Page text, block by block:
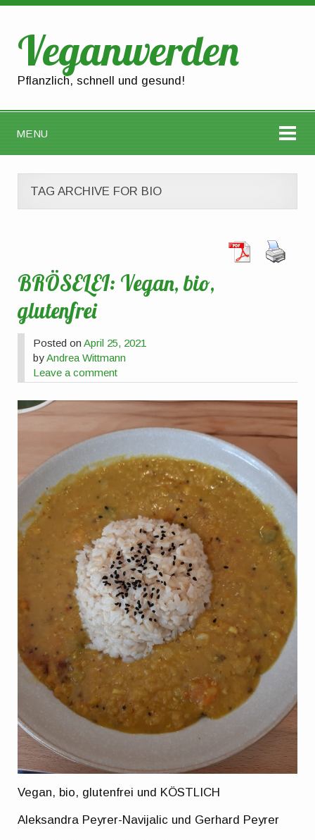
Veganwerden
Pflanzlich, schnell und gesund!
MENU
TAG ARCHIVE FOR BIO
BRÖSELEI: Vegan, bio,
glutenfrei
Posted onApril 25, 2021
byAndrea Wittmann
Leave a comment
Vegan, bio, glutenfrei und KÖSTLICH
Aleksandra Peyrer-Navijalic und Gerhard Peyrer